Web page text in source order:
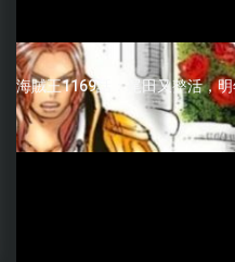
海賊王1169話：尾田又整活，